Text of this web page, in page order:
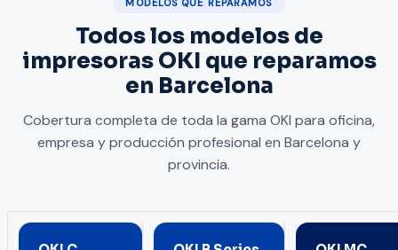
MODELOS QUE REPARAMOS
Todos los modelos de
impresoras OKI que reparamos
en Barcelona
Cobertura completa de toda la gama OKI para oficina,
empresa y producción profesional en Barcelona y
provincia.